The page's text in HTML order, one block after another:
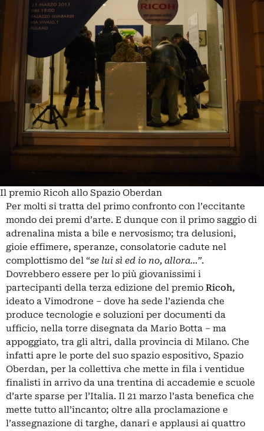
Il premio Ricoh allo Spazio Oberdan
Per molti si tratta del primo confronto con l’eccitante
mondo dei premi d’arte. E dunque con il primo saggio di
adrenalina mista a bile e nervosismo; tra delusioni,
gioie effimere, speranze, consolatorie cadute nel
complottismo del “se lui sì ed io no, allora…”.
Dovrebbero essere per lo più giovanissimi i
partecipanti della terza edizione del premio Ricoh,
ideato a Vimodrone – dove ha sede l’azienda che
produce tecnologie e soluzioni per documenti da
ufficio, nella torre disegnata da Mario Botta – ma
appoggiato, tra gli altri, dalla provincia di Milano. Che
infatti apre le porte del suo spazio espositivo, Spazio
Oberdan, per la collettiva che mette in fila i ventidue
finalisti in arrivo da una trentina di accademie e scuole
d’arte sparse per l’Italia. Il 21 marzo l’asta benefica che
mette tutto all’incanto; oltre alla proclamazione e
l’assegnazione di targhe, danari e applausi ai quattro